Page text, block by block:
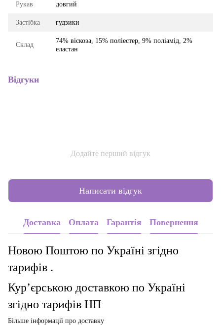
Рукав довгий
Застібка гудзики
Склад
74% віскоза, 15% поліестер, 9% поліамід, 2%
еластан
Відгуки
Додайте перший відгук
Написати відгук
Доставка Оплата Гарантія Повернення
Новою Поштою по Україні згідно
тарифів .
Кур’єрською доставкою по Україні
згідно тарифів НП
Більше інформації про доставку